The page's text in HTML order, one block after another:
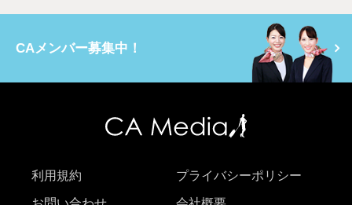
CAメンバー募集中！
利用規約 プライバシーポリシー